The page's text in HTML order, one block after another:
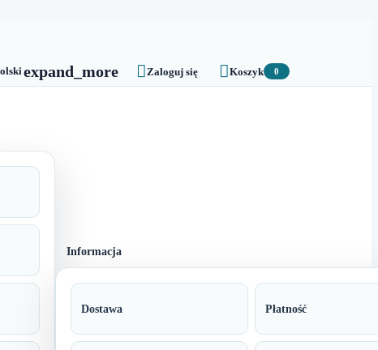
expand_more  Zaloguj się Koszyk 0
Informacja
Dostawa Płatność